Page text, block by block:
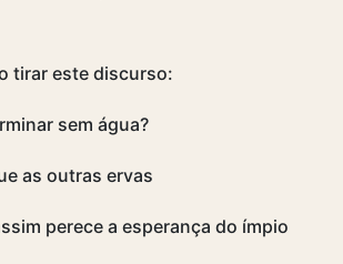
tirar este discurso:
sem água?
as outras ervas
perece a esperança do ímpio